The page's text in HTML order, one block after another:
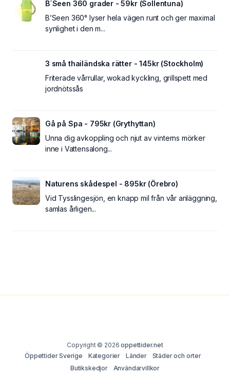
B´Seen 360 grader - 59kr (Sollentuna)
B’Seen 360° lyser hela vägen runt och ger maximal
synlighet i den m...
3 små thailändska rätter - 145kr (Stockholm)
Friterade vårrullar, wokad kyckling, grillspett med
jordnötssås
Gå på Spa - 795kr (Grythyttan)
Unna dig avkoppling och njut av vinterns mörker
inne i Vattensalong...
Naturens skådespel - 895kr (Örebro)
Vid Tysslingesjön, en knapp mil från vår anläggning,
samlas årligen...
Copyright © 2026oppettider.net
Öppettider Sverige
Kategorier Länder
Städer och orter
Butikskedjor
Användarvillkor